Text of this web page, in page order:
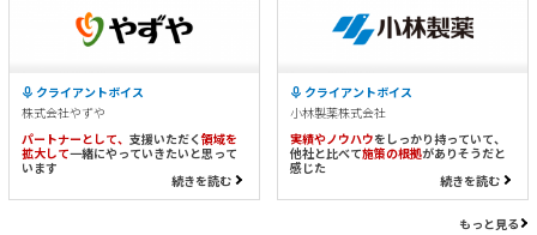
クライアントボイス
株式会社やずや
パートナーとして、支援いただく領域を
拡大して一緒にやっていきたいと思って
います
続きを読む
クライアントボイス
小林製薬株式会社
実績やノウハウをしっかり持っていて、
他社と比べて施策の根拠がありそうだと
感じた
続きを読む
もっと見る